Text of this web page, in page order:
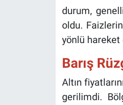
durum,
oldu.
yönlü hareket
Barış
Altın
gerilimdi.